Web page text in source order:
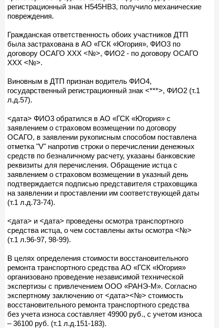
регистрационный знак Н545НВ3, получило механические
повреждения.
Гражданская ответственность обоих участников ДТП
была застрахована в АО «ГСК «Югория», ФИО3 по
договору ОСАГО ХХХ <№>, ФИО2 - по договору ОСАГО
ХХХ <№>.
Виновным в ДТП признан водитель ФИО4,
государственный регистрационный знак <***>, ФИО2 (т.1
л.д.57).
<дата> ФИО3 обратился в АО «ГСК «Югория» с
заявлением о страховом возмещении по договору
ОСАГО, в заявлении рукописным способом поставлена
отметка "V" напротив строки о перечислении денежных
средств по безналичному расчету, указаны банковские
реквизиты для перечисления. Обращение истца с
заявлением о страховом возмещении в указный день
подтверждается подписью представителя страховщика
на заявлении и проставлении им соответствующей даты
(т.1 л.д.73-74).
<дата> и <дата> проведены осмотра транспортного
средства истца, о чем составлены акты осмотра <№>
(т.1 л.96-97, 98-99).
В целях определения стоимости восстановительного
ремонта транспортного средства АО «ГСК «Югория»
организовано проведение независимой технической
экспертизы с привлечением ООО «РАНЭ-М». Согласно
экспертному заключению от <дата><№> стоимость
восстановительного ремонта транспортного средства
без учета износа составляет 49900 руб., с учетом износа
– 36100 руб. (т.1 л.д.151-183).